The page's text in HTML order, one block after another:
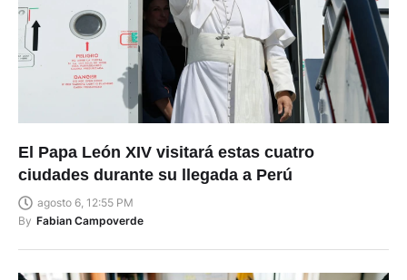
El Papa León XIV visitará estas cuatro
ciudades durante su llegada a Perú
agosto 6, 12:55 PM
By Fabian Campoverde